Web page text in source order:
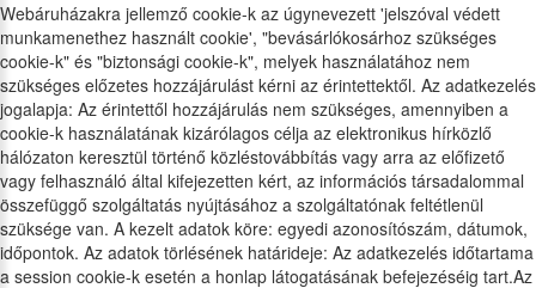
Webáruházakra jellemző cookie-k az úgynevezett 'jelszóval védett
munkamenethez használt cookie', "bevásárlókosárhoz szükséges
cookie-k" és "biztonsági cookie-k", melyek használatához nem
szükséges előzetes hozzájárulást kérni az érintettektől. Az adatkezelés
jogalapja: Az érintettől hozzájárulás nem szükséges, amennyiben a
cookie-k használatának kizárólagos célja az elektronikus hírközlő
hálózaton keresztül történő közléstovábbítás vagy arra az előfizető
vagy felhasználó által kifejezetten kért, az információs társadalommal
összefüggő szolgáltatás nyújtásához a szolgáltatónak feltétlenül
szüksége van. A kezelt adatok köre: egyedi azonosítószám, dátumok,
időpontok. Az adatok törlésének határideje: Az adatkezelés időtartama
a session cookie-k esetén a honlap látogatásának befejezéséig tart.Az